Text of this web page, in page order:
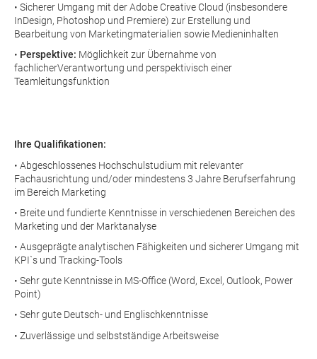
• Sicherer Umgang mit der Adobe Creative Cloud (insbesondere
InDesign, Photoshop und Premiere) zur Erstellung und
Bearbeitung von Marketingmaterialien sowie Medieninhalten
• Perspektive: Möglichkeit zur Übernahme von
fachlicherVerantwortung und perspektivisch einer
Teamleitungsfunktion
Ihre Qualifikationen:
• Abgeschlossenes Hochschulstudium mit relevanter
Fachausrichtung und/oder mindestens 3 Jahre Berufserfahrung
im Bereich Marketing
• Breite und fundierte Kenntnisse in verschiedenen Bereichen des
Marketing und der Marktanalyse
• Ausgeprägte analytischen Fähigkeiten und sicherer Umgang mit
KPI`s und Tracking-Tools
• Sehr gute Kenntnisse in MS-Office (Word, Excel, Outlook, Power
Point)
• Sehr gute Deutsch- und Englischkenntnisse
• Zuverlässige und selbstständige Arbeitsweise